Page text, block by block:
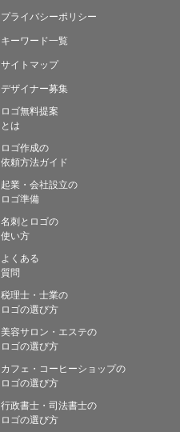
プライバシーポリシー
キーワード一覧
サイトマップ
デザイナー募集
ロゴ無料提案
とは
ロゴ作成の
依頼方法ガイド
起業・会社設立の
ロゴ準備
名刺とロゴの
使い方
よくある
質問
税理士・士業の
ロゴの選び方
美容サロン・エステの
ロゴの選び方
カフェ・コーヒーショップの
ロゴの選び方
行政書士・司法書士の
ロゴの選び方